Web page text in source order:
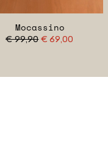
Mocassino
€ 99,90 € 69,00